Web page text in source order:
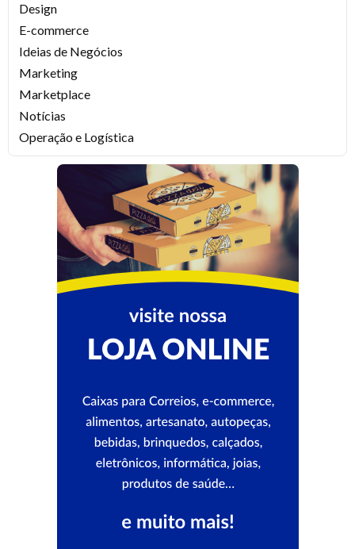
Design
E-commerce
Ideias de Negócios
Marketing
Marketplace
Notícias
Operação e Logística